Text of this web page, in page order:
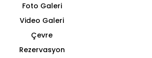
Foto Galeri
Video Galeri
Çevre
Rezervasyon